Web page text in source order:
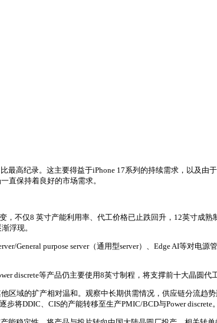
高纪录。这主要得益于iPhone 17系列的持续需求，以及
直保持着良好的市场需求。
，不仅8 英寸产能利用率、代工价格已止跌回升，12英寸成
浮现。
General purpose server（通用型server）、Edge AI等对
discrete等产品仍主要使用8英寸制程，将支撑前十大晶圆代
区域的扩产相对温和。观察中长期供需情况，供应链分流趋
将DDIC、CIS的产能转移至生产PMIC/BCD与Power discrete。